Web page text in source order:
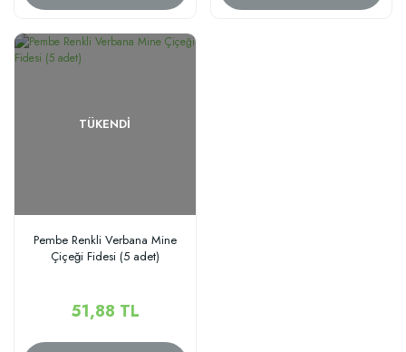
TÜKENDI
Pembe Renkli Verbana Mine
Çiçeği Fidesi (5 adet)
51,88 TL